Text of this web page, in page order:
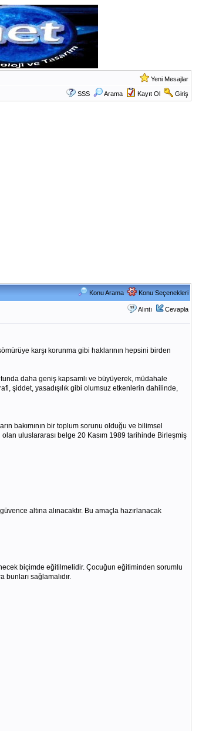
Yeni Mesajlar
SSS Arama Kayıt Ol Giriş
Konu Arama Konu Seçenekleri
Alıntı Cevapla
karşı korunma gibi haklarının hepsini birden
daha geniş kapsamlı ve büyüyerek, müdahale
şiddet, yasadışılık gibi olumsuz etkenlerin dahilinde,
bakımının bir toplum sorunu olduğu ve bilimsel
uluslararası belge 20 Kasım 1989 tarihinde Birleşmiş
altına alınacaktır. Bu amaçla hazırlanacak
biçimde eğitilmelidir. Çocuğun eğitiminden sorumlu
sağlamalıdır.